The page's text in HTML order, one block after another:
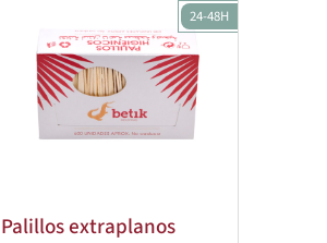
24-48H
Palillos extraplanos